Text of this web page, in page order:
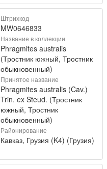
Штрихкод
MW0646833
Название в коллекции
Phragmites australis
(Тростник южный, Тростник
обыкновенный)
Принятое название
Phragmites australis (Cav.)
Trin. ex Steud. (Тростник
южный, Тростник
обыкновенный)
Районирование
Кавказ, Грузия (K4) (Грузия)